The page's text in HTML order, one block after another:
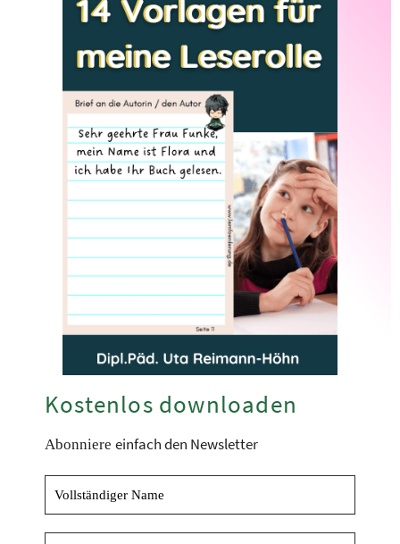
Kostenlos downloaden
Abonniere einfach den Newsletter